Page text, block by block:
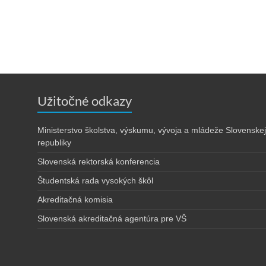
Užitočné odkazy
Ministerstvo školstva, výskumu, vývoja a mládeže Slovenskej
republiky
Slovenská rektorská konferencia
Študentská rada vysokých škôl
Akreditačná komisia
Slovenská akreditačná agentúra pre VŠ